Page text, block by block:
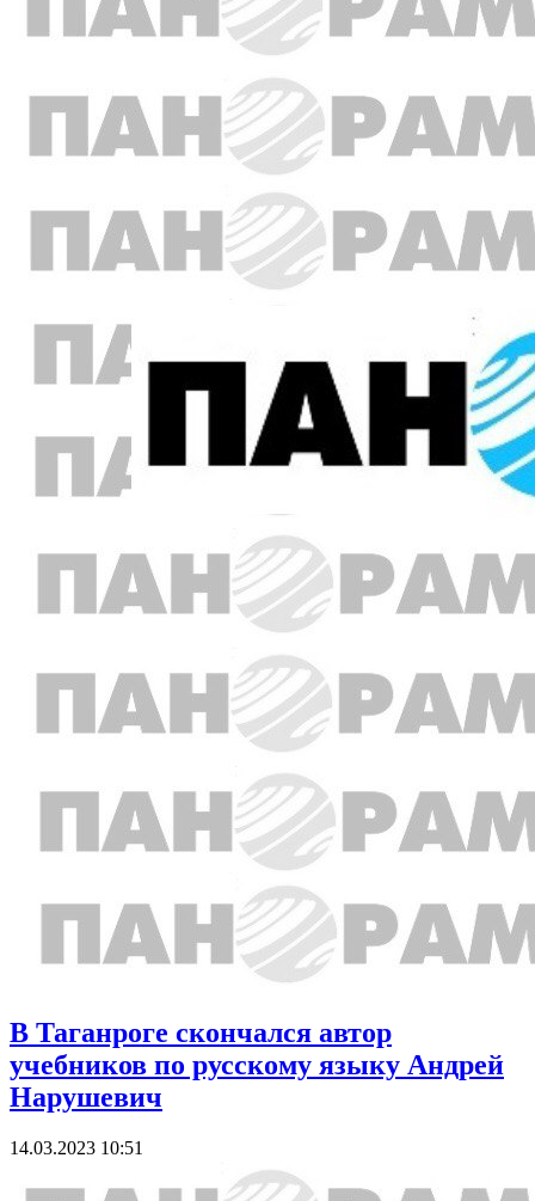
В Таганроге скончался автор
учебников по русскому языку Андрей
Нарушевич
14.03.2023 10:51